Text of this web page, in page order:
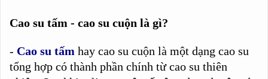
Cao su tấm - cao su cuộn là gì?
- Cao su tấm hay cao su cuộn là một dạng cao su
tổng hợp có thành phần chính từ cao su thiên